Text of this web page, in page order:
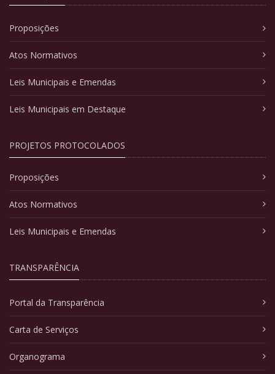
Proposições
Atos Normativos
Leis Municipais e Emendas
Leis Municipais em Destaque
PROJETOS PROTOCOLADOS
Proposições
Atos Normativos
Leis Municipais e Emendas
TRANSPARÊNCIA
Portal da Transparência
Carta de Serviços
Organograma